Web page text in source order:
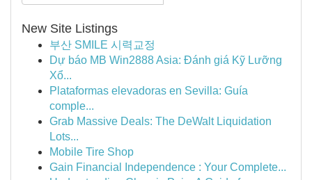
New Site Listings
부산 SMILE 시력교정
Dự báo MB Win2888 Asia: Đánh giá Kỹ Lưỡng
Xổ...
Plataformas elevadoras en Sevilla: Guía
comple...
Grab Massive Deals: The DeWalt Liquidation
Lots...
Mobile Tire Shop
Gain Financial Independence : Your Complete...